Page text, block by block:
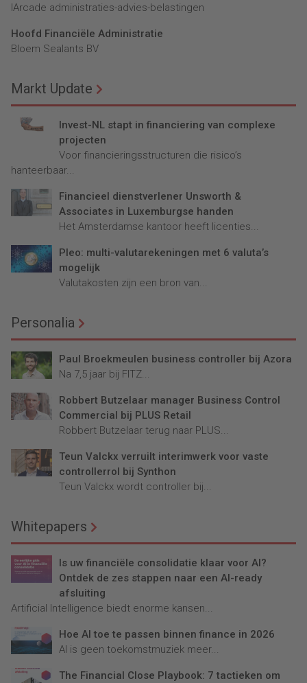
lArcade administraties-advies-belastingen
Hoofd Financiële Administratie
Bloem Sealants BV
Markt Update
Invest-NL stapt in financiering van complexe
projecten
Voor financieringsstructuren die risico’s
hanteerbaar...
Financieel dienstverlener Unsworth &
Associates in Luxemburgse handen
Het Amsterdamse kantoor heeft licenties...
Pleo: multi-valutarekeningen met 6 valuta’s
mogelijk
Valutakosten zijn een bron van...
Personalia
Paul Broekmeulen business controller bij Azora
Na 7,5 jaar bij FITZ...
Robbert Butzelaar manager Business Control
Commercial bij PLUS Retail
Robbert Butzelaar terug naar PLUS...
Teun Valckx verruilt interimwerk voor vaste
controllerrol bij Synthon
Teun Valckx wordt controller bij...
Whitepapers
Is uw financiële consolidatie klaar voor AI?
Ontdek de zes stappen naar een AI-ready
afsluiting
Artificial Intelligence biedt enorme kansen...
Hoe AI toe te passen binnen finance in 2026
AI is geen toekomstmuziek meer...
The Financial Close Playbook: 7 tactieken om